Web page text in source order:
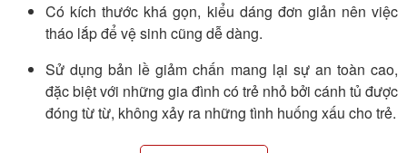
Có kích thước khá gọn, kiểu dáng đơn giản nên việc
tháo lắp để vệ sinh cũng dễ dàng.
Sử dụng bản lề giảm chấn mang lại sự an toàn cao,
đặc biệt với những gia đình có trẻ nhỏ bởi cánh tủ được
đóng từ từ, không xảy ra những tình huống xấu cho trẻ.